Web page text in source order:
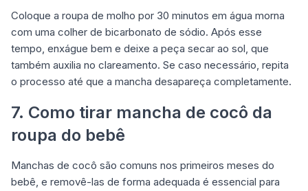
Coloque a roupa de molho por 30 minutos em água morna
com uma colher de bicarbonato de sódio. Após esse
tempo, enxágue bem e deixe a peça secar ao sol, que
também auxilia no clareamento. Se caso necessário, repita
o processo até que a mancha desapareça completamente.
7. Como tirar mancha de cocô da
roupa do bebê
Manchas de cocô são comuns nos primeiros meses do
bebê, e removê-las de forma adequada é essencial para